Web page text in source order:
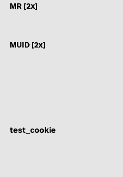
MR [2x]
MUID [2x]
test_cookie